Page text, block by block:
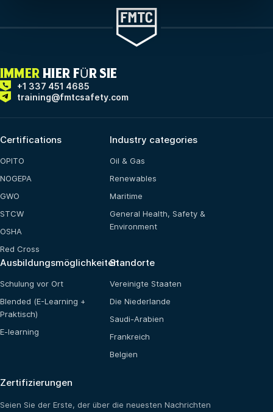
IMMER HIER FÜR SIE
+1 337 451 4685
training@fmtcsafety.com
Certifications
OPITO
NOGEPA
GWO
STCW
OSHA
Red Cross
Industry categories
Oil & Gas
Renewables
Maritime
General Health, Safety &
Environment
Ausbildungsmöglichkeiten
Schulung vor Ort
Blended (E-Learning +
Praktisch)
E-learning
Standorte
Vereinigte Staaten
Die Niederlande
Saudi-Arabien
Frankreich
Belgien
Zertifizierungen
Seien Sie der Erste, der über die neuesten Nachrichten